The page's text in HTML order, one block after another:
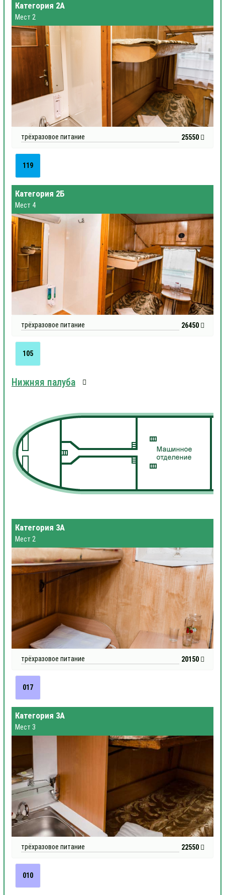
Категория 2А
Мест 2
трёхразовое питание 25550
119
Категория 2Б
Мест 4
трёхразовое питание 26450
105
Нижняя палуба
Категория 3А
Мест 2
трёхразовое питание 20150
017
Категория 3А
Мест 3
трёхразовое питание 22550
010